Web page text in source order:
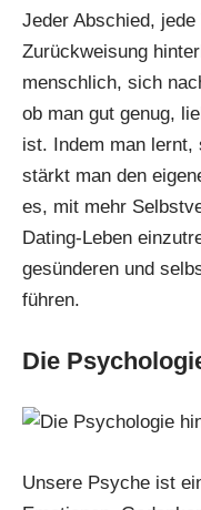
Jeder Abschied, jede
Zurückweisung
menschlich, sich
ob man gut genug,
ist. Indem man lernt,
stärkt man den
es, mit mehr
Dating-Leben
gesünderen und
führen.
Die
Unsere Psyche ist